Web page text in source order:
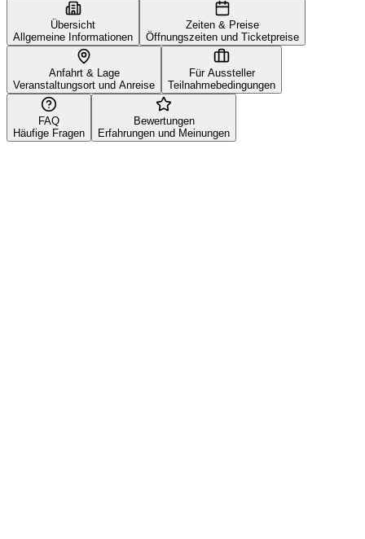
Übersicht
Allgemeine Informationen
Zeiten & Preise
Öffnungszeiten und Ticketpreise
Anfahrt & Lage
Veranstaltungsort und Anreise
Für Aussteller
Teilnahmebedingungen
FAQ
Häufige Fragen
Bewertungen
Erfahrungen und Meinungen